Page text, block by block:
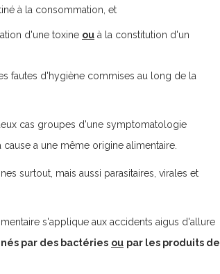
à la consommation, et
d'une toxine ou à la constitution d'un
fautes d'hygiène commises au long de la
cas groupes d'une symptomatologie
a une même origine alimentaire.
surtout, mais aussi parasitaires, virales et
s'applique aux accidents aigus d'allure
par des bactéries ou par les produits de